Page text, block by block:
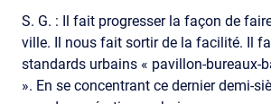
S. G. : Il fait progresser la façon de
ville. Il nous fait sortir de la facilité. Il
standards urbains « pavillon-bureaux-
». En se concentrant ce dernier demi-